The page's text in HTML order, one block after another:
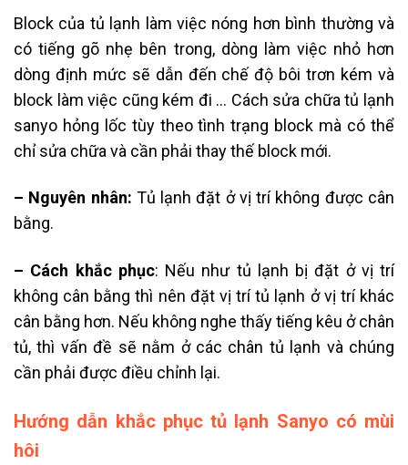
Block của tủ lạnh làm việc nóng hơn bình thường và
có tiếng gõ nhẹ bên trong, dòng làm việc nhỏ hơn
dòng định mức sẽ dẫn đến chế độ bôi trơn kém và
block làm việc cũng kém đi … Cách sửa chữa tủ lạnh
sanyo hỏng lốc tùy theo tình trạng block mà có thể
chỉ sửa chữa và cần phải thay thế block mới.
– Nguyên nhân: Tủ lạnh đặt ở vị trí không được cân
bằng.
– Cách khắc phục: Nếu như tủ lạnh bị đặt ở vị trí
không cân bằng thì nên đặt vị trí tủ lạnh ở vị trí khác
cân bằng hơn. Nếu không nghe thấy tiếng kêu ở chân
tủ, thì vấn đề sẽ nằm ở các chân tủ lạnh và chúng
cần phải được điều chỉnh lại.
Hướng dẫn khắc phục tủ lạnh Sanyo có mùi
hôi